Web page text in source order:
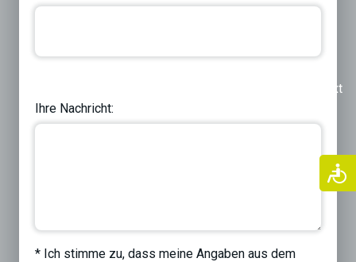
Next
Ihre Nachricht:
* Ich stimme zu, dass meine Angaben aus dem